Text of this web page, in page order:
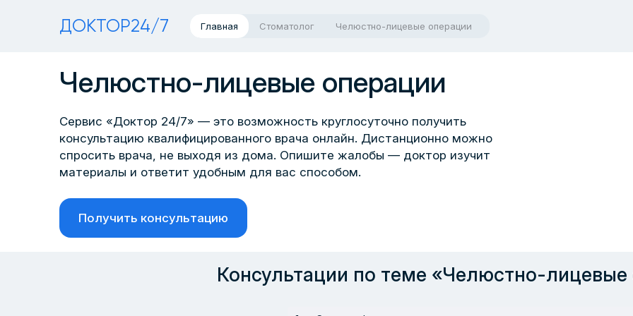
ДОКТОР24/7 Главная Стоматолог Челюстно-лицевые операции
Челюстно-лицевые операции
Сервис «Доктор 24/7» — это возможность круглосуточно получить
консультацию квалифицированного врача онлайн. Дистанционно можно
спросить врача, не выходя из дома. Опишите жалобы — доктор изучит
материалы и ответит удобным для вас способом.
Получить консультацию
Консультации по теме «Челюстно-лицевые